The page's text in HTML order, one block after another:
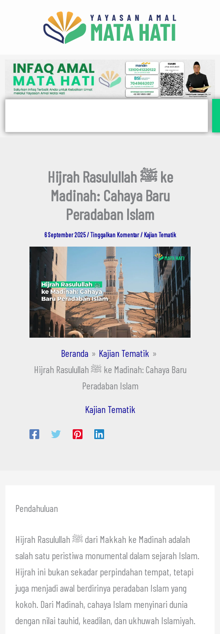
Hijrah Rasulullah ﷺ ke
Madinah: Cahaya Baru
Peradaban Islam
6 September 2025/Tinggalkan Komentar / Kajian Tematik
Beranda
Kajian Tematik
Hijrah Rasulullah ﷺ ke Madinah: Cahaya Baru
Peradaban Islam
Kajian Tematik
Pendahuluan
Hijrah Rasulullah ﷺ dari Makkah ke Madinah adalah
salah satu peristiwa monumental dalam sejarah Islam.
Hijrah ini bukan sekadar perpindahan tempat, tetapi
juga menjadi awal berdirinya peradaban Islam yang
kokoh. Dari Madinah, cahaya Islam menyinari dunia
dengan nilai tauhid, keadilan, dan ukhuwah Islamiyah.